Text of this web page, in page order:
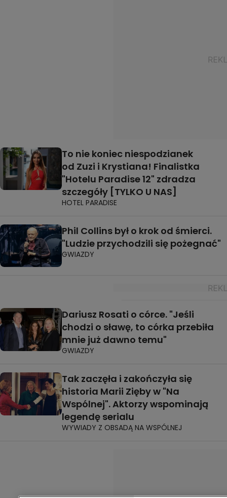
To nie koniec niespodzianek
od Zuzi i Krystiana! Finalistka
"Hotelu Paradise 12" zdradza
szczegóły [TYLKO U NAS]
HOTEL PARADISE
Phil Collins był o krok od śmierci.
"Ludzie przychodzili się pożegnać"
GWIAZDY
Dariusz Rosati o córce. "Jeśli
chodzi o sławę, to córka przebiła
mnie już dawno temu"
GWIAZDY
Tak zaczęła i zakończyła się
historia Marii Zięby w "Na
Wspólnej". Aktorzy wspominają
legendę serialu
WYWIADY Z OBSADĄ NA WSPÓLNEJ